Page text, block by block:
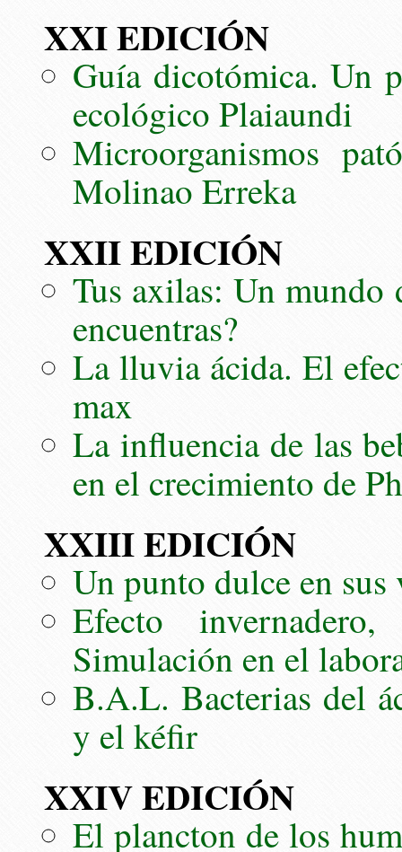
XXI EDICIÓN
Guía dicotómica. Un
ecológico Plaiaundi
Microorganismos
Molinao Erreka
XXII EDICIÓN
Tus axilas: Un mundo
encuentras?
La lluvia ácida. El
max
La influencia de las
en el crecimiento de
XXIII EDICIÓN
Un punto dulce en
Efecto
Simulación en el
B.A.L. Bacterias del
y el kéfir
XXIV EDICIÓN
El plancton de los